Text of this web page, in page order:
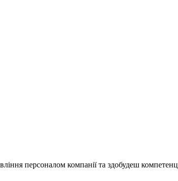
персоналом компанії та здобудеш